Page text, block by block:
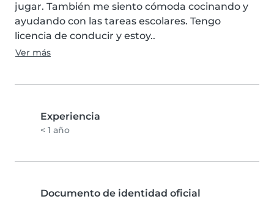
jugar. También me siento cómoda cocinando y
ayudando con las tareas escolares. Tengo
licencia de conducir y estoy..
Ver más
Experiencia
< 1 año
Documento de identidad oficial